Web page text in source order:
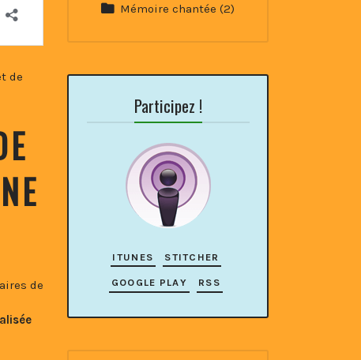
de
de
Mémoire chantée (2)
Participez !
ITUNES STITCHER
GOOGLE PLAY RSS